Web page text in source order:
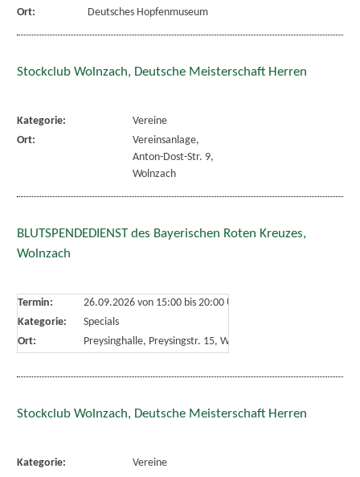
Ort:
Deutsches Hopfenmuseum
Stockclub Wolnzach, Deutsche Meisterschaft Herren
Kategorie:
Vereine
Ort:
Vereinsanlage,
Anton-Dost-Str. 9,
Wolnzach
BLUTSPENDEDIENST des Bayerischen Roten Kreuzes,
Wolnzach
Termin: 26.09.2026 von 15:00bis 20:00 Uhr
Kategorie:
Specials
Ort:
Preysinghalle, Preysingstr. 15, Wolnzach
Stockclub Wolnzach, Deutsche Meisterschaft Herren
Kategorie:
Vereine